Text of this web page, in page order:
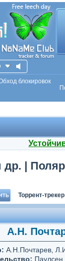
блокировок
|
Торрент-
А.Н.
А.Н.Почтарев,
Паулсен